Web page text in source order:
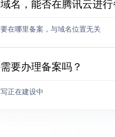
名，能否在腾讯云进行
在哪里备案，与域名位置无关
要办理备案吗？
正在建设中